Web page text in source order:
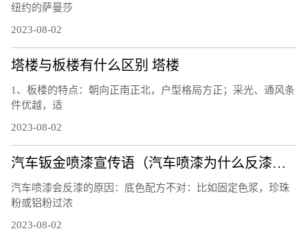
纽约的萨曼莎
2023-08-02
塔楼与板楼有什么区别 塔楼
1、板楼的特点：朝向正南正北，户型格局方正；采光、通风条
件优越，适
2023-08-02
汽车钣金喷漆宣传语（汽车喷漆为什么反漆？）
汽车喷漆会反漆的原因：底色配方不对：比如固定色浆，珍珠
粉或铝粉过浓
2023-08-02